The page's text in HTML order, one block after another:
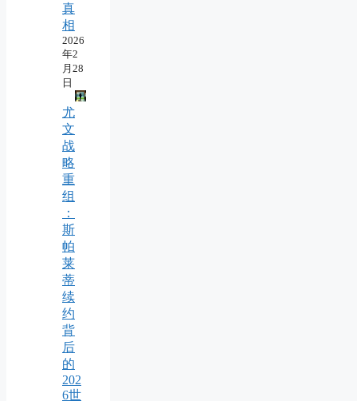
真
相
2026
年2
月28
日
尤
文
战
略
重
组
：
斯
帕
莱
蒂
续
约
背
后
的
202
6世